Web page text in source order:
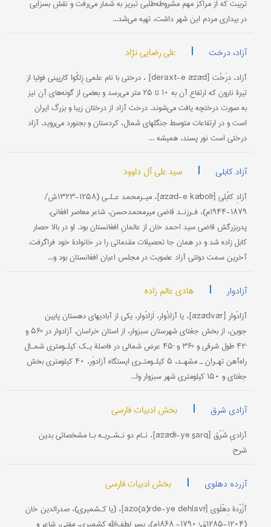
تربیت که از مراکز مهم مشروطه‌طلبی تبریز به شمار می‌رفت و نقش بسزایی
در بیداری مردم این شهر داشت، تهیه می‌شد...
آزاد، درخت | علی رضایی نژاد
آزاد، دِرَخْت [deraxt-e āzād] ، درختی با نام علمی زِلکُوا کارپینی فولیا از
تیرۀ نارون که ارتفاع آن به ۱۰ تا ۲۵ متر می‌رسد و بعضی از گونه‌های آن نیز
به صورت درختچه یافت می‌شوند. درخت آزاد از درختان زیبا و بزرگ ایران
است و در ارتفاعات متوسط جنگلهای شمال، کردستان و بجنورد می‌روید. آزاد
درختی است نور پسند، همیشه ...
آزاد کابلی | سید علی آل داوود
آزادِ کابُلی [āzād-e kābolī]، میـرمحمد عـلـی (۱۲۵۸-۱۳۲۳ش/
۱۸۷۹-۱۹۴۴م)، فـرزنـد قاضی میرمحمدحسن، شاعر معاصر افغانی.
پدربزرگش قاضی سید احمد خان از عالمانِ افغانستان بود. او در بالا حصار
کابل زاده شد و در همان جا تحصیلات مقدماتی را در خانوادۀ خود فراگرفت.
آخرین سمت دولتی آزاد عضویت در مجلس اعیان افغانستان بود و‌...
آزادوار | هادی عالم زاده
آزادْوار [āzādvār]، یا آزاذْوار، اَزادْوار، یکی از آبادیهای دهستان پایین
جوین، از بخش جغتای شهرستان سبزوار، از استان خراسان. آزادوار در °۵۶ و
´۴۲ طول شرقی و °۳۶ و ´۴۵ عرض شمالی در فاصلۀ یـک کیلـومتری شمـال
راه‌آهن تهـران ـ مشهـد، ۵ کیلـومتـری ایستگاه آزادوَر، ۴۰ کیلومتری بخش
جغتای و ۱۵۰ کیلومتری شهر سبزوار وا...
آزادی شرق | بخش ادبیات فارسی
آزادیِ شَرْق [āzādī-ye šarq]، نـام دو نـشـریـه بـا مشخصاتی بدین
شرح:
آزرده دهلوی | بخش ادبیات فارسی
آزُرْدۀ‌ دِهْلَوی [azo(a)rde-ye dehlavī]، (یا كـشمیری‌)، صدرالدین‌ خان‌
(۱۲۰۴-۱۲۸۵ق‌\ ۱۷۹۰- ۱۸۶۸م‌)، پسر لطف‌الله‌ كشمیری، مفتی‌، شاعر و